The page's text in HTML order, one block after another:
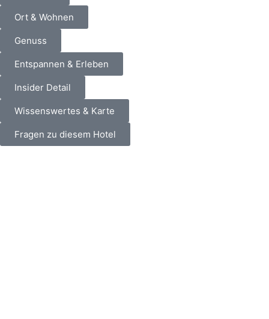
Ort & Wohnen
Genuss
Entspannen & Erleben
Insider Detail
Wissenswertes & Karte
Fragen zu diesem Hotel